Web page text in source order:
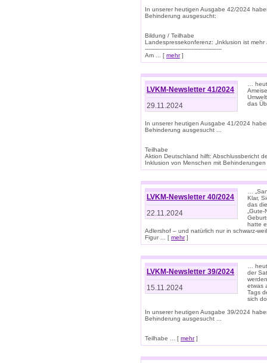
In unserer heutigen Ausgabe 42/2024
Behinderung ausgesucht:
Bildung / Teilhabe
Landespressekonferenz: „Inklusion ist mehr
-------------------------------------------
Am ... [ mehr]
LVKM-Newsletter 41/2024
29.11.2024
…
das
In unserer heutigen Ausgabe 41/2024
Behinderung ausgesucht ...
Teilhabe
Aktion Deutschland hilft: Abschlussbericht
Inklusion von Menschen mit
LVKM-Newsletter 40/2024
22.11.2024
…
Klar,
das
hatte
Adlershof – und natürlich nur in schwarz-
Figur ... [ mehr]
LVKM-Newsletter 39/2024
15.11.2024
…
der
etwas
Tags
sich
In unserer heutigen Ausgabe 39/2024
Behinderung ausgesucht ...
Teilhabe ... [ mehr]